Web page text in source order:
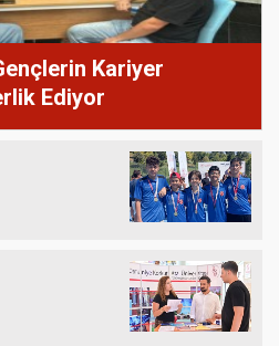
Kariyer
Ediyor